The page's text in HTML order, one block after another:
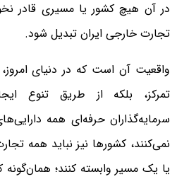
در آن هیچ کشور یا مسیری قادر
تجارت خارجی ایران تبدیل شود.
واقعیت آن است که در دنیای
تمرکز، بلکه از طریق تنوع
سرمایه‌گذاران حرفه‌ای همه
نمی‌کنند، کشورها نیز نباید همه
یا یک مسیر وابسته کنند؛